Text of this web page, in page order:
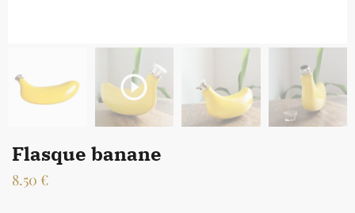
Flasque banane
8.50 €